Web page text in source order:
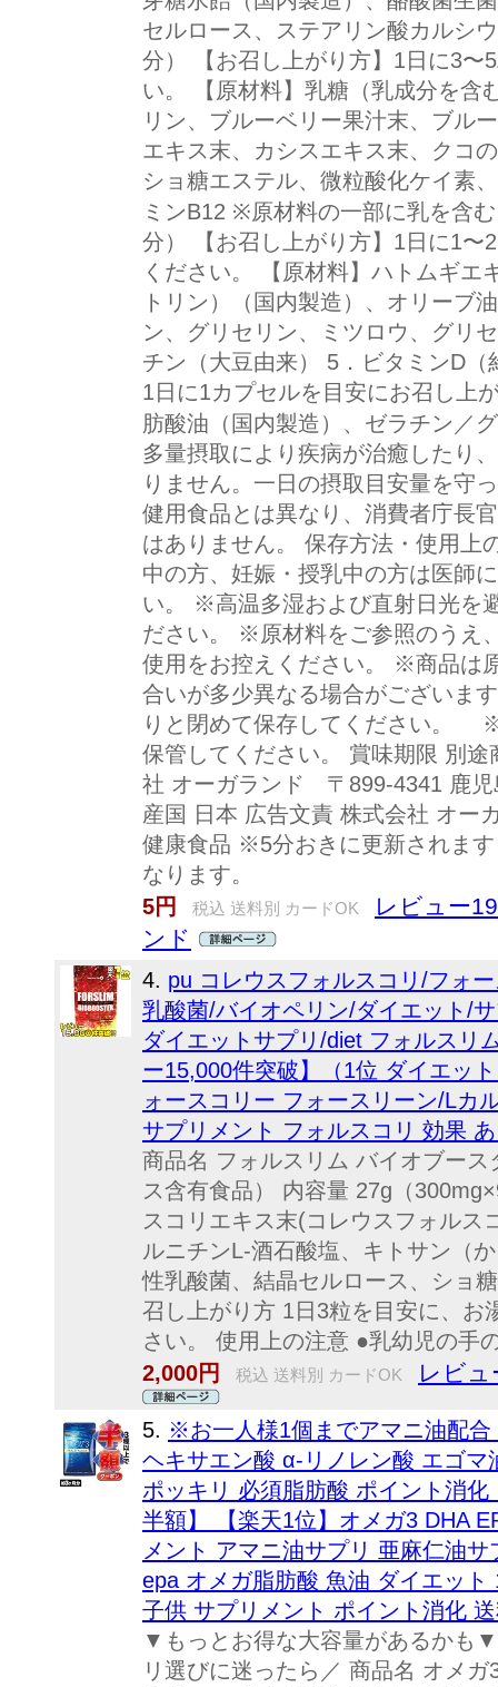
セルロース、ステアリン酸カルシ
分） 【お召し上がり方】1日に3〜
い。 【原材料】乳糖（乳成分を含
リン、ブルーベリー果汁末、ブル
エキス末、カシスエキス末、クコ
ショ糖エステル、微粒酸化ケイ素
ミンB12 ※原材料の一部に乳を含
分） 【お召し上がり方】1日に1〜
ください。 【原材料】ハトムギエ
トリン）（国内製造）、オリーブ
ン、グリセリン、ミツロウ、グリ
チン（大豆由来） 5．ビタミンD
1日に1カプセルを目安にお召し上
肪酸油（国内製造）、ゼラチン／
多量摂取により疾病が治癒したり
りません。一日の摂取目安量を守
健用食品とは異なり、消費者庁長
はありません。 保存方法・使用
中の方、妊娠・授乳中の方は医師
い。 ※高温多湿および直射日光を
ださい。 ※原材料をご参照のうえ
使用をお控えください。 ※商品は
合いが多少異なる場合がございま
りと閉めて保存してください。
保管してください。 賞味期限 別
社 オーガランド 〒899-4341 鹿児
産国 日本 広告文責 株式会社 オ
健康食品 ※5分おきに更新されま
なります。
5円
税込 送料別 カードOK
レビュー
ンド
4. pu コレウスフォルスコリ/フォ
乳酸菌/バイオペリン/ダイエット/
ダイエットサプリ/diet フォルスリ
ー15,000件突破】（1位 ダイエッ
ォースコリー フォースリーン/Lカ
サプリメント フォルスコリ 効果
商品名 フォルスリム バイオブー
ス含有食品） 内容量 27g（
スコリエキス末(コレウスフォルス
ルニチンL-酒石酸塩、キトサン（
性乳酸菌、結晶セルロース、ショ
召し上がり方 1日3粒を目安に、お
さい。 使用上の注意 ●乳幼児の手
2,000円
税込 送料別 カードOK レビュ
5. ※お一人様1個までアマニ油配
ヘキサエン酸 α-リノレン酸 エゴ
ポッキリ 必須脂肪酸 ポイント消
半額】 【楽天1位】オメガ3 DHA
メント アマニ油サプリ 亜麻仁油
epa オメガ脂肪酸 魚油 ダイエッ
子供 サプリメント ポイント消化
▼もっとお得な大容量があるかも
リ選びに迷ったら／ 商品名 オメ